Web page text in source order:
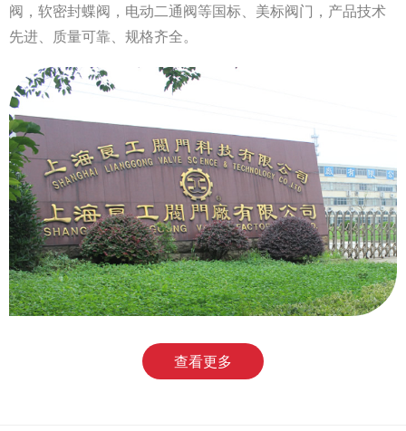
阀，软密封蝶阀，电动二通阀等国标、美标阀门，产品技术
先进、质量可靠、规格齐全。
查看更多